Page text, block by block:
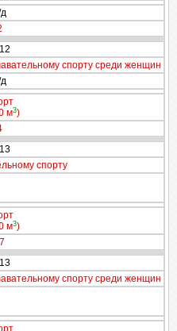
спорту среди женщин
м3)
спорту
м3)
спорту среди женщин